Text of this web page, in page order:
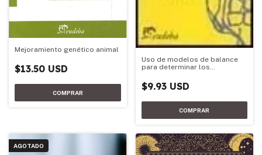
Mejoramiento genético animal
$13.50 USD
Uso de modelos de balance
para determinar los
nitrogenado de trigo y
$9.93 USD
AGOTADO